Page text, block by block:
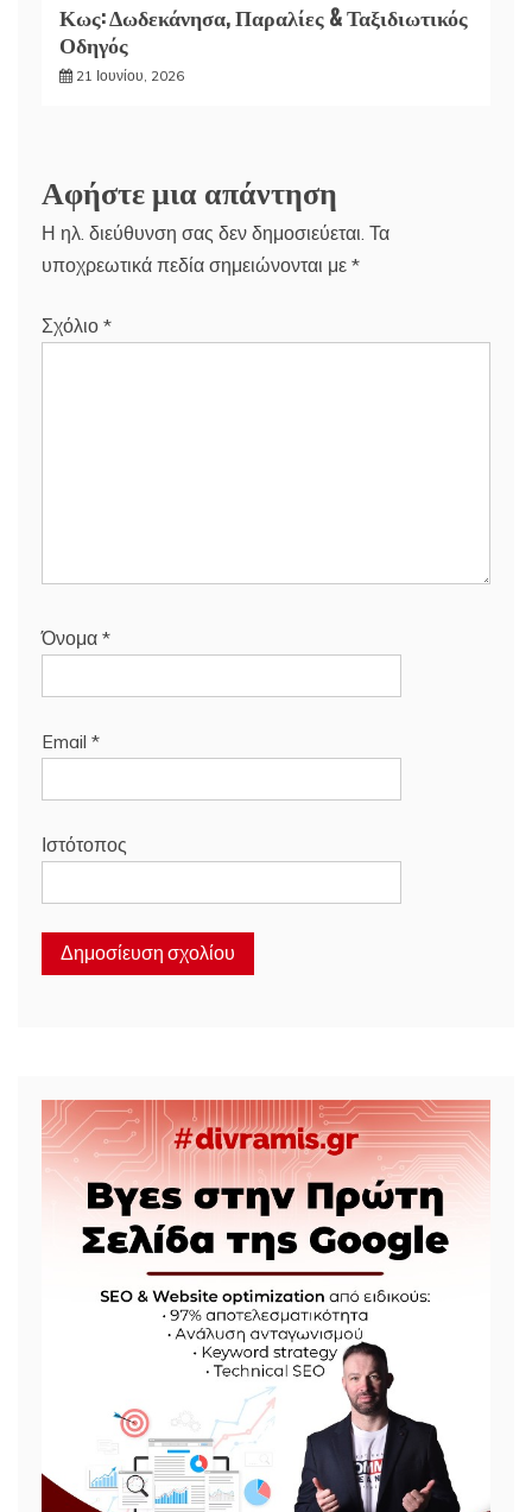
Κως: Δωδεκάνησα, Παραλίες & Ταξιδιωτικός
Οδηγός
21 Ιουνίου, 2026
Αφήστε μια απάντηση
Η ηλ. διεύθυνση σας δεν δημοσιεύεται. Τα
υποχρεωτικά πεδία σημειώνονται με *
Σχόλιο *
Όνομα *
Email *
Ιστότοπος